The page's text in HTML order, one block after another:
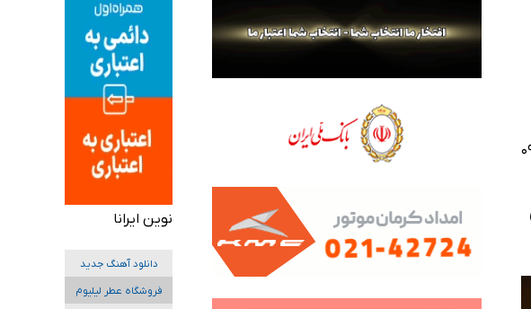
جلوی این رویه را بگیرد
نوین ایرانا
دانلود آهنگ جدید
فروشگاه عطر لیلیوم